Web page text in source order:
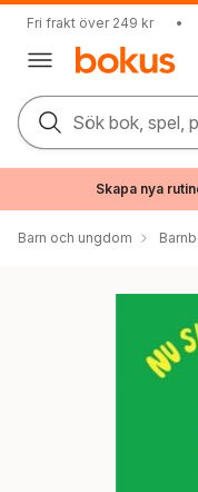
Fri frakt över 249 kr •
Sök bok, spel,
Skapa nya
Barn och ungdom